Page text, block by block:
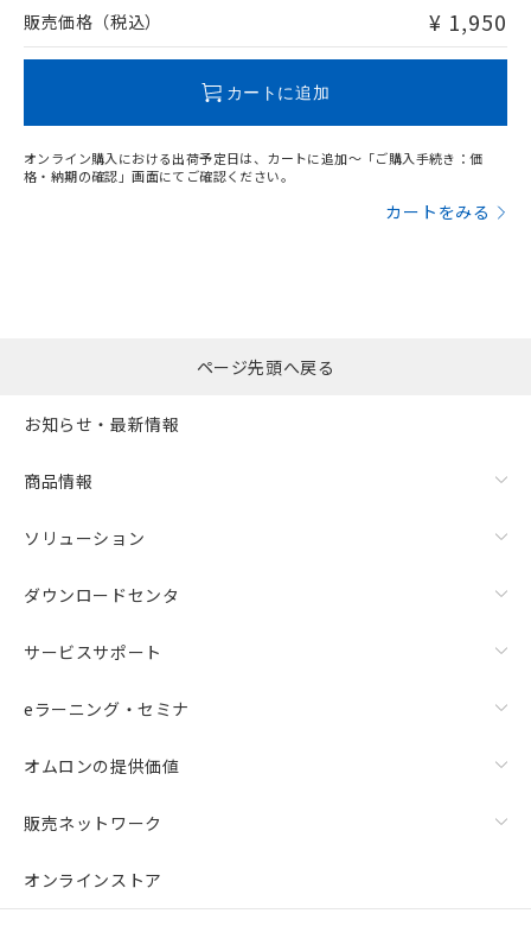
問い合わせください。
販売価格（税込） ¥ 1,950
カートに追加
オンライン購入における出荷予定日は、カートに追加～「ご購入手続き：価
格・納期の確認」画面にてご確認ください。
カートをみる
ページ先頭へ戻る
お知らせ・最新情報
商品情報
ソリューション
ダウンロードセンタ
サービスサポート
eラーニング・セミナ
オムロンの提供価値
販売ネットワーク
オンラインストア